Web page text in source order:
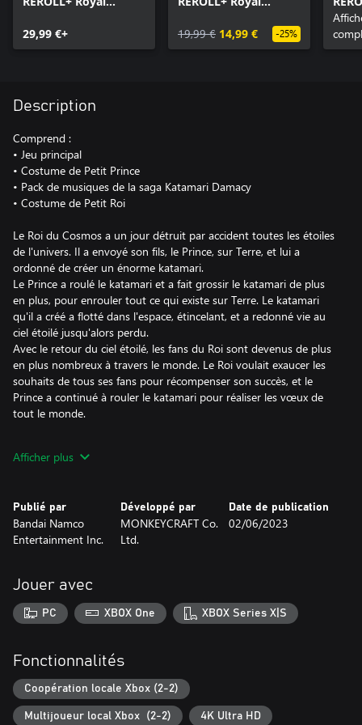
29,99 €+
Damacy Series Music
Bundle
19,99 € 14,99 € -25%
Description
Comprend :
• Jeu principal
• Costume de Petit Prince
• Pack de musiques de la saga Katamari Damacy
• Costume de Petit Roi
Le Roi du Cosmos a un jour détruit par accident toutes les étoiles
de l'univers. Il a envoyé son fils, le Prince, sur Terre, et lui a
ordonné de créer un énorme katamari.
Le Prince a roulé le katamari et a fait grossir le katamari de plus
en plus, pour enrouler tout ce qui existe sur Terre. Le katamari
qu'il a créé a flotté dans l'espace, étincelant, et a redonné vie au
ciel étoilé jusqu'alors perdu.
Avec le retour du ciel étoilé, les fans du Roi sont devenus de plus
en plus nombreux à travers le monde. Le Roi voulait exaucer les
souhaits de tous ses fans pour récompenser son succès, et le
Prince a continué à rouler le katamari pour réaliser les vœux de
tout le monde.
We Love Katamari Damacy, le deuxième épisode de la série
jeu a été revisitée pour rendre le jeu encore plus accessible.
•De nouvelles fonctionnalités comme la Rêverie royale sont
Pendant sa jeunesse, le Roi a reçu une éducation stricte de la part
de son père, le grand Roi. De nouveaux défis ont été ajoutés où
vous pouvez enrouler en incarnant le Roi dans sa jeunesse !
Enroulez pendant les jours d'étude approfondie et
Le jeune Roi sera-t-il capable de relever ces défis ardus ?
ses cousins de prendre rapidement des photos tout en enroulant
à travers les niveaux !
Afficher plus
Publié par
Bandai Namco
Entertainment Inc.
Développé par
MONKEYCRAFT Co.
Ltd.
Date de publication
02/06/2023
Jouer avec
PC XBOX One XBOX Series X|S
Fonctionnalités
Coopération locale Xbox (2-2)
Multijoueur local Xbox (2-2) 4K Ultra HD